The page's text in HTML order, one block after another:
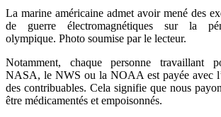
La marine américaine admet avoir mené des
de guerre électromagnétiques sur la
olympique. Photo soumise par le lecteur.
Notamment, chaque personne travaillant
NASA, le NWS ou la NOAA est payée avec
des contribuables. Cela signifie que nous
être médicamentés et empoisonnés.